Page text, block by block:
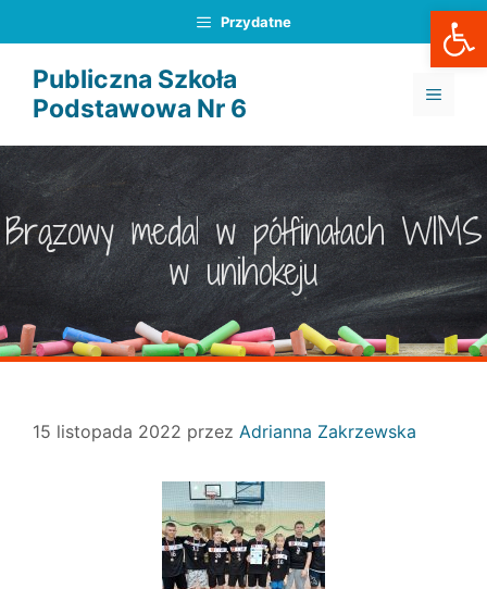
do
treści
Przydatne
Publiczna Szkoła
Podstawowa Nr 6
MENU
Brązowy medal w półfinałach WIMS
w unihokeju
15 listopada 2022 przez Adrianna Zakrzewska